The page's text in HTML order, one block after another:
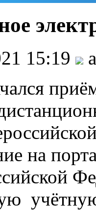
15:19
на